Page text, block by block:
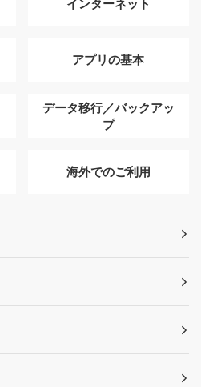
インターネット
アプリの基本
データ移行／バックアッ
プ
海外でのご利用